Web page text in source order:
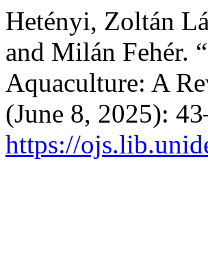
Hetényi, Zoltán
and Milán Fehér.
Aquaculture: A
(June 8, 2025):
https://